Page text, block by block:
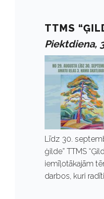
TTMS
Piektdiena,
Līdz 30.
ģilde” TTMS
iemīļotākajām
darbos, kuri